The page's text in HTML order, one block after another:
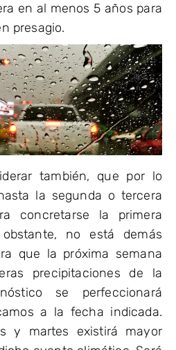
en al menos 5 años para
presagio.
también, que por lo
la segunda o tercera
concretarse la primera
no está demás
que la próxima semana
precipitaciones de la
se perfeccionará
a la fecha indicada.
y martes existirá mayor